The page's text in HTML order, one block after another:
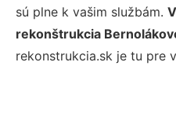
sú plne k vašim službám.
rekonštrukcia
rekonstrukcia.sk je tu pre